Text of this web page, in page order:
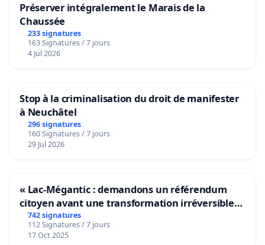
Préserver intégralement le Marais de la
Chaussée
233 signatures
163 Signatures / 7 jours
4 Jul 2026
Stop à la criminalisation du droit de manifester
à Neuchâtel
296 signatures
160 Signatures / 7 jours
29 Jul 2026
« Lac-Mégantic : demandons un référendum
citoyen avant une transformation irréversible
de notre territoire »
742 signatures
112 Signatures / 7 jours
17 Oct 2025